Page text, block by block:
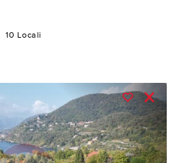
10 Locali